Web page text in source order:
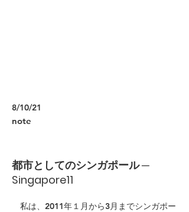
8/10/21
note
都市としてのシンガポール ─
Singapore11
私は、2011年１月から3月までシンガポー